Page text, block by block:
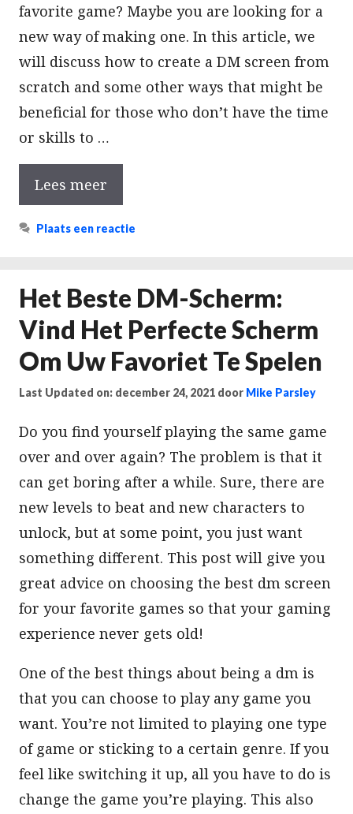
favorite game? Maybe you are looking for a
new way of making one. In this article, we
will discuss how to create a DM screen from
scratch and some other ways that might be
beneficial for those who don’t have the time
or skills to …
Lees meer
Plaats een reactie
Het Beste DM-Scherm:
Vind Het Perfecte Scherm
Om Uw Favoriet Te Spelen
Last Updated on: december 24, 2021 door Mike Parsley
Do you find yourself playing the same game
over and over again? The problem is that it
can get boring after a while. Sure, there are
new levels to beat and new characters to
unlock, but at some point, you just want
something different. This post will give you
great advice on choosing the best dm screen
for your favorite games so that your gaming
experience never gets old!
One of the best things about being a dm is
that you can choose to play any game you
want. You’re not limited to playing one type
of game or sticking to a certain genre. If you
feel like switching it up, all you have to do is
change the game you’re playing. This also